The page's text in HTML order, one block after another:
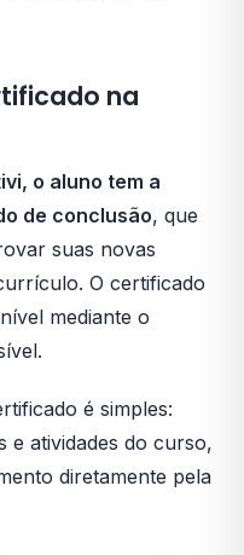
na
o aluno tem a
de conclusão, que
suas novas
O certificado
mediante o
é simples:
e atividades do curso,
diretamente pela